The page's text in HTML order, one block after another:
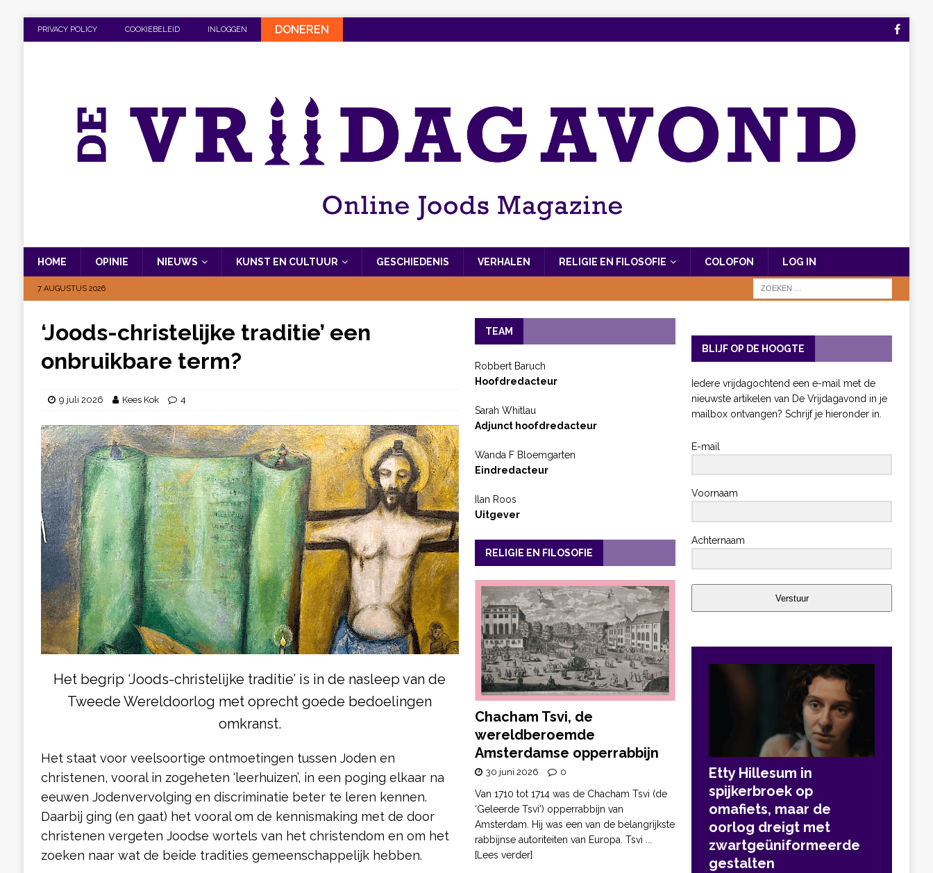
PRIVACY POLICY COOKIEBELEID INLOGGEN DONEREN
HOME OPINIE NIEUWS KUNST EN CULTUUR GESCHIEDENIS VERHALEN RELIGIE EN FILOSOFIE COLOFON LOG IN
7 AUGUSTUS 2026
‘Joods-christelijke traditie’ een
onbruikbare term?
9 juli 2026 Kees Kok 4
Het begrip ‘Joods-christelijke traditie’ is in de nasleep van de
Tweede Wereldoorlog met oprecht goede bedoelingen
omkranst.
Het staat voor veelsoortige ontmoetingen tussen Joden en
christenen, vooral in zogeheten ‘leerhuizen’, in een poging elkaar na
eeuwen Jodenvervolging en discriminatie beter te leren kennen.
Daarbij ging (en gaat) het vooral om de kennismaking met de door
christenen vergeten Joodse wortels van het christendom en om het
zoeken naar wat de beide tradities gemeenschappelijk hebben.
TEAM
Robbert Baruch
Hoofdredacteur
Sarah Whitlau
Adjunct hoofdredacteur
Wanda F Bloemgarten
Eindredacteur
Ilan Roos
Uitgever
RELIGIE EN FILOSOFIE
Chacham Tsvi, de
wereldberoemde
Amsterdamse opperrabbijn
30 juni 2026 0
Van 1710 tot 1714 was de Chacham Tsvi (de
‘Geleerde Tsvi’) opperrabbijn van
Amsterdam. Hij was een van de belangrijkste
rabbijnse autoriteiten van Europa. Tsvi
[Lees verder]
BLIJF OP DE HOOGTE
Iedere vrijdagochtend een e-mail met de
nieuwste artikelen van De Vrijdagavond in je
mailbox ontvangen? Schrijf je hieronder in.
E-mail
Voornaam
Achternaam
Verstuur
Etty Hillesum in
spijkerbroek op
omafiets, maar de
oorlog dreigt met
zwartgeüniformeerde
gestalten